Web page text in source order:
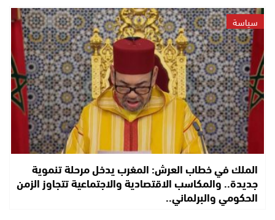
سياسة
الملك في خطاب العرش: المغرب يدخل مرحلة تنموية
جديدة.. والمكاسب الاقتصادية والاجتماعية تتجاوز الزمن
الحكومي والبرلماني..